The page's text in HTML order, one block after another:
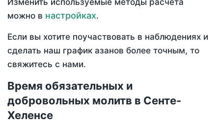
Изменить используемые методы расчета
можно в настройках.
Если вы хотите поучаствовать в наблюдениях и
сделать наш график азанов более точным, то
свяжитесь с нами.
Время обязательных и
добровольных молитв в Сенте-
Хеленсе